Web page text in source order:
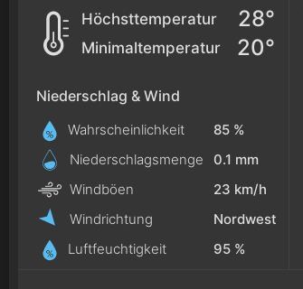
Höchsttemperatur 28°
Minimaltemperatur 20°
Niederschlag & Wind
Wahrscheinlichkeit
85 %
Niederschlagsmenge
0.1 mm
Windböen
23 km/h
Windrichtung
Nordwest
Luftfeuchtigkeit
95 %